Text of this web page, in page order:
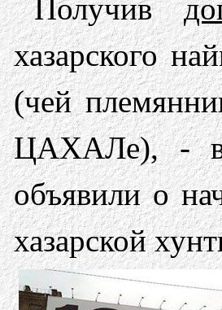
Получив
хазарского
(чей
ЦАХАЛе), -
объявили о
хазарской